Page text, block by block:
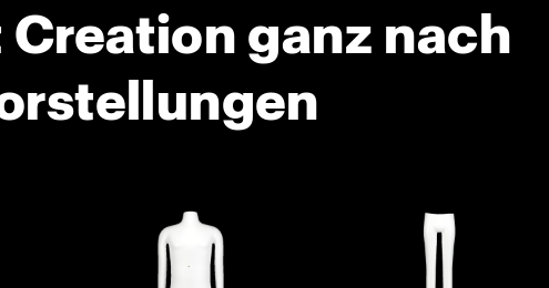
ganz nach